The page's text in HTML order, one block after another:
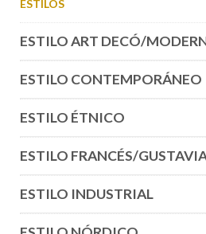
ESTILOS
ESTILO ART DECÓ/
ESTILO CONTEMPORÁNEO
ESTILO ÉTNICO
ESTILO FRANCÉS/
ESTILO INDUSTRIAL